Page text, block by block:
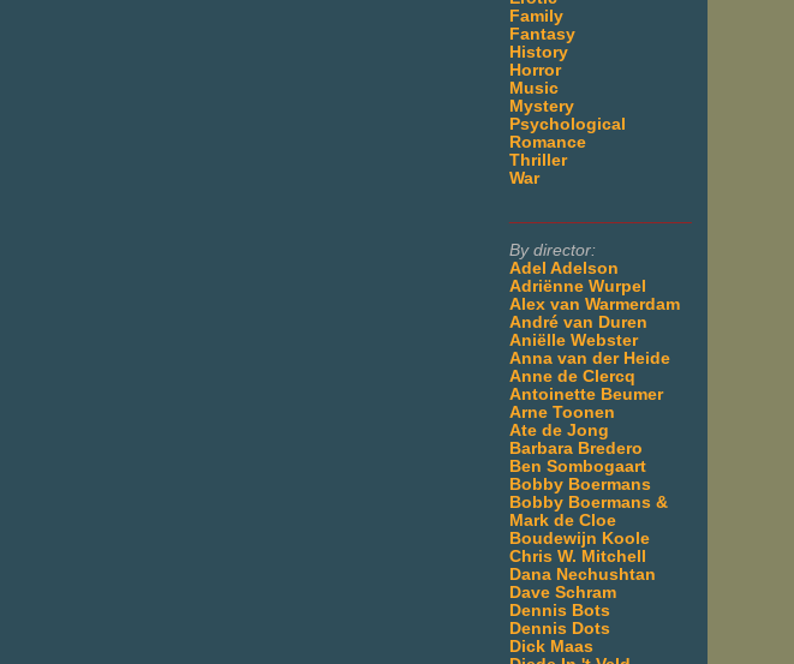
Family
Fantasy
History
Horror
Music
Mystery
Psychological
Romance
Thriller
War
By director:
Adel Adelson
Adriënne Wurpel
Alex van Warmerdam
André van Duren
Aniëlle Webster
Anna van der Heide
Anne de Clercq
Antoinette Beumer
Arne Toonen
Ate de Jong
Barbara Bredero
Ben Sombogaart
Bobby Boermans
Bobby Boermans &
Mark de Cloe
Boudewijn Koole
Chris W. Mitchell
Dana Nechushtan
Dave Schram
Dennis Bots
Dennis Dots
Dick Maas